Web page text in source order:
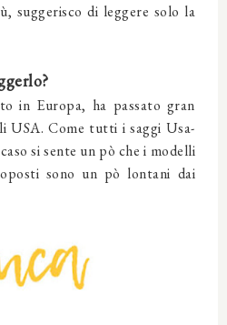
suggerisco di leggere solo la
in Europa, ha passato gran
USA. Come tutti i saggi Usa-
si sente un pò che i modelli
sono un pò lontani dai